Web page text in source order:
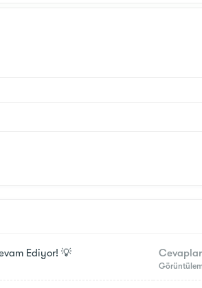
Ediyor! 💡 Cevaplar